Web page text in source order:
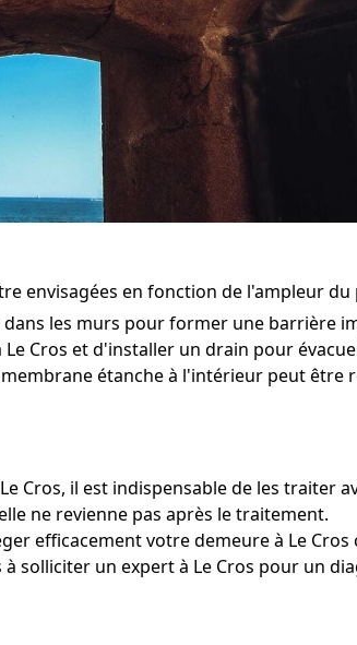
envisagées en fonction de l'ampleur du
les murs pour former une barrière
Cros et d'installer un drain pour
étanche à l'intérieur peut être
Cros, il est indispensable de les traiter
ne revienne pas après le traitement.
efficacement votre demeure à Le
solliciter un expert à Le Cros pour un